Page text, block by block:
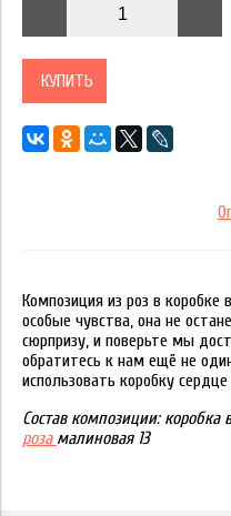
КУПИТЬ
Композиция из роз в коробке
особые чувства, она не
сюрпризу, и поверьте мы
обратитесь к нам ещё не
использовать коробку
Состав композиции: коробка
роза малиновая 13